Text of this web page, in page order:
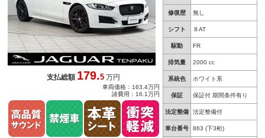
修復歴 無し
シフト ８AT
駆動 FR
排気量 2000 cc
系統色 ホワイト系
保証 保証付 期間条件有り
法定整備 法定整備付
車台番号 863 (下3桁)
支払総額179.5 万円
車両価格：163.4万円
諸費用：16.1万円